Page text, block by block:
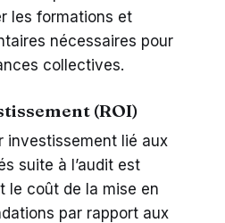
les formations et
nécessaires pour
collectives.
(ROI)
investissement lié aux
suite à l’audit est
le coût de la mise en
par rapport aux